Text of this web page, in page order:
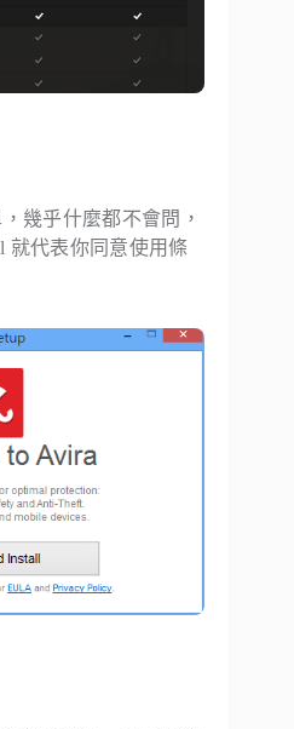
幾乎什麼都不會問，
就代表你同意使用條